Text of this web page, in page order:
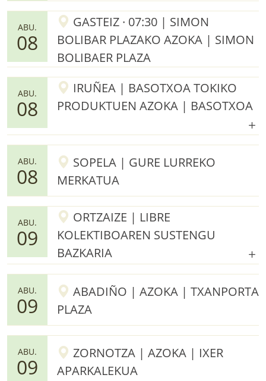
ABU.
08
GASTEIZ · 07:30 | SIMON
BOLIBAR PLAZAKO AZOKA | SIMON
BOLIBAER PLAZA
ABU.
08
IRUÑEA | BASOTXOA TOKIKO
PRODUKTUEN AZOKA | BASOTXOA
ABU.
08
SOPELA | GURE LURREKO
MERKATUA
ABU.
09
ORTZAIZE | LIBRE
KOLEKTIBOAREN SUSTENGU
BAZKARIA
ABU.
09
ABADIÑO | AZOKA | TXANPORTA
PLAZA
ABU.
09
ZORNOTZA | AZOKA | IXER
APARKALEKUA